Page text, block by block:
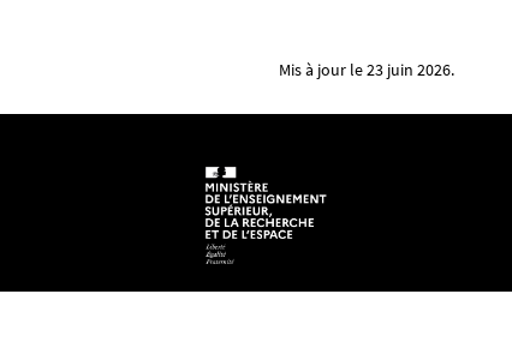
Mis à jour le 23 juin 2026.